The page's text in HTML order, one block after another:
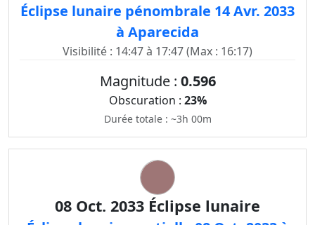
Éclipse lunaire pénombrale 14 Avr. 2033
à Aparecida
Visibilité : 14:47 à 17:47 (Max : 16:17)
Magnitude : 0.596
Obscuration : 23%
Durée totale : ~3h 00m
08 Oct. 2033 Éclipse lunaire